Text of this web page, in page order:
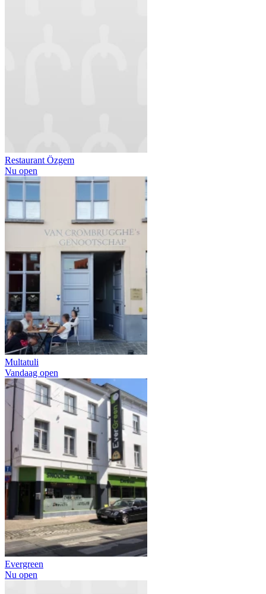
Restaurant Özgem
Nu open
Multatuli
Vandaag open
Evergreen
Nu open